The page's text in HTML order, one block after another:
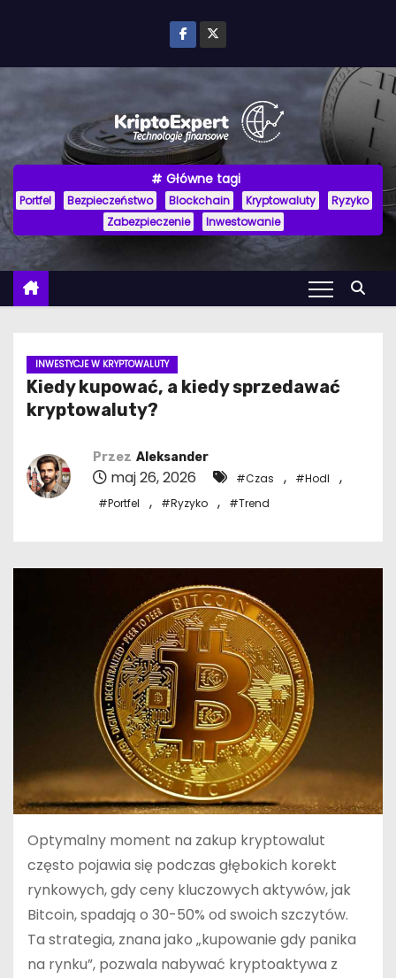
j
ź
o
t
ś
Główne tagi
Portfel Bezpieczeństwo Blockchain Kryptowaluty
Ryzyko
Zabezpieczenie
Inwestowanie
INWESTYCJE W KRYPTOWALUTY
Kiedy kupować, a kiedy sprzedawać
kryptowaluty?
Przez Aleksander
maj 26, 2026 #Czas , #Hodl ,
#Portfel , #Ryzyko , #Trend
Optymalny moment na zakup kryptowalut
często pojawia się podczas głębokich korekt
rynkowych, gdy ceny kluczowych aktywów, jak
Bitcoin, spadają o 30-50% od swoich szczytów.
Ta strategia, znana jako „kupowanie gdy panika
na rynku”, pozwala nabywać kryptoaktywa z